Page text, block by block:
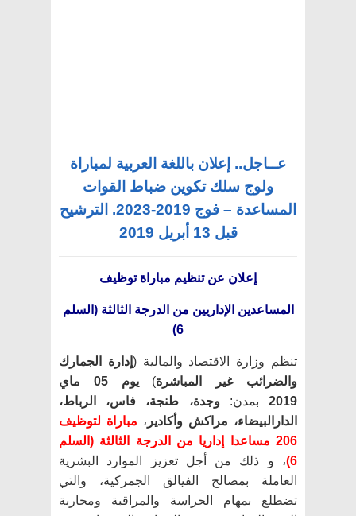
عــاجل.. إعلان باللغة العربية لمباراة
ولوج سلك تكوين ضباط القوات
المساعدة – فوج 2019-2023. الترشيح
قبل 13 أبريل 2019
إعلان عن تنظيم مباراة توظيف
المساعدين الإداريين من الدرجة الثالثة (السلم
6)
تنظم وزارة الاقتصاد والمالية ( إدارة الجمارك
والضرائب غير المباشرة)
يوم 05 ماي
2019بمدن:وجدة، طنجة، فاس، الرباط،
الدارالبيضاء، مراكش وأكادير ، مباراة لتوظيف
206 مساعدا إداريا من الدرجة الثالثة (السلم
6) ، و ذلك من أجل تعزيز الموارد البشرية
العاملة بمصالح الفيالق الجمركية، والتي
تضطلع بمهام الحراسة والمراقبة ومحاربة